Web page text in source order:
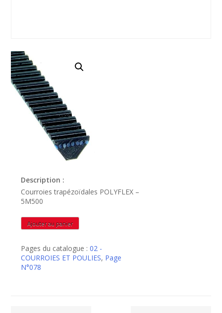
Description :
Courroies trapézoïdales POLYFLEX –
5M500
quantité
de
Ajouter au panier
Pages du catalogue :02 -
COURROIES ET POULIES, Page
N°078